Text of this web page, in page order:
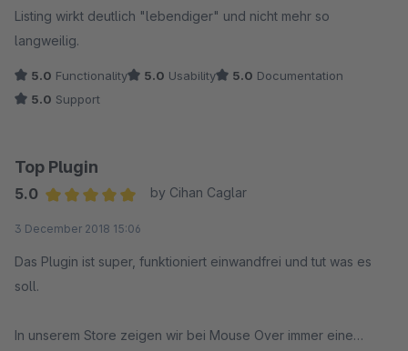
Listing wirkt deutlich "lebendiger" und nicht mehr so
langweilig.
5.0 Functionality 5.0 Usability 5.0 Documentation
5.0 Support
Top Plugin
5.0
by Cihan Caglar
3 December 2018 15:06
Das Plugin ist super, funktioniert einwandfrei und tut was es
soll.
In unserem Store zeigen wir bei Mouse Over immer eine